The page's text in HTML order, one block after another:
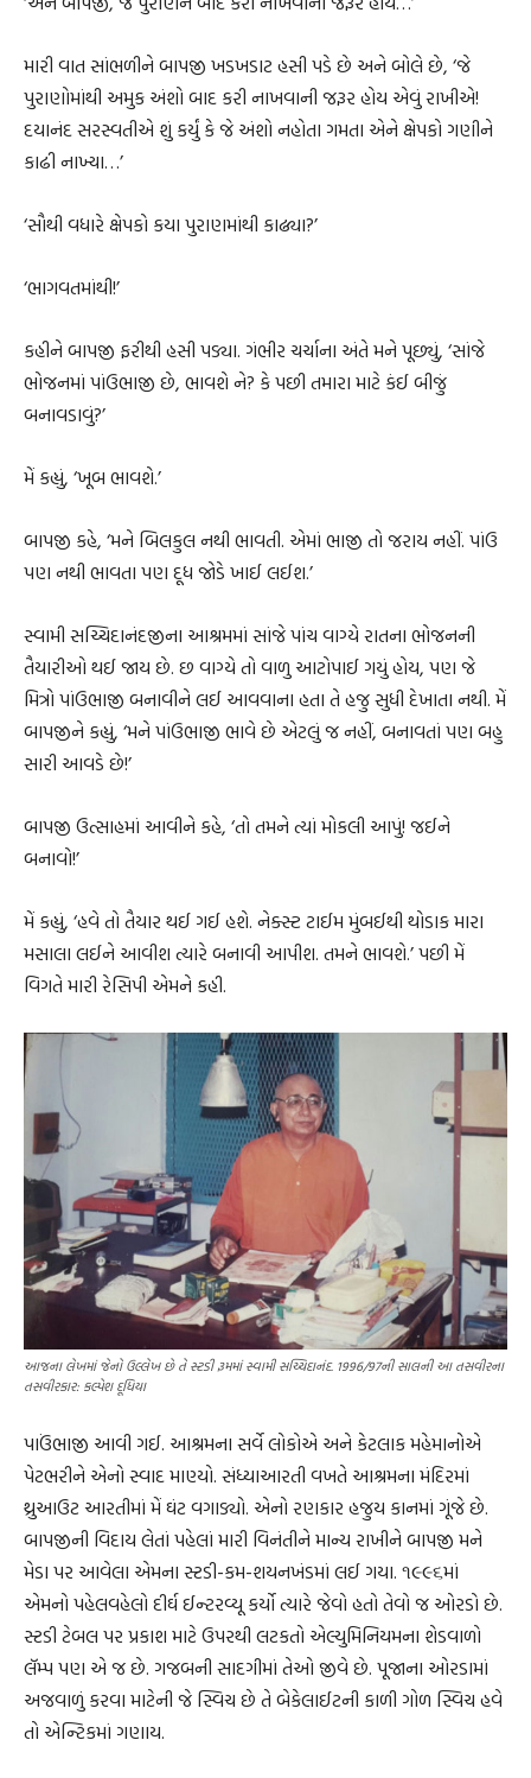
મારી વાત સાંભળીને બાપજી ખડખડાટ હસી પડે છે અને બોલે છે, ‘જે
પુરાણોમાંથી અમુક અંશો બાદ કરી નાખવાની જરૂર હોય એવું રાખીએ!
દયાનંદ સરસ્વતીએ શું કર્યું કે જે અંશો નહોતા ગમતા એને ક્ષેપકો ગણીને
કાઢી નાખ્યા…’
‘સૌથી વધારે ક્ષેપકો કયા પુરાણમાંથી કાઢ્યા?’
‘ભાગવતમાંથી!’
કહીને બાપજી ફરીથી હસી પડ્યા. ગંભીર ચર્ચાના અંતે મને પૂછ્યું, ‘સાંજે
ભોજનમાં પાંઉભાજી છે, ભાવશે ને? કે પછી તમારા માટે કંઈ બીજું
બનાવડાવું?’
મેં કહ્યું, ‘ખૂબ ભાવશે.’
બાપજી કહે, ‘મને બિલકુલ નથી ભાવતી. એમાં ભાજી તો જરાય નહીં. પાંઉ
પણ નથી ભાવતા પણ દૂધ જોડે ખાઈ લઈશ.’
સ્વામી સચ્ચિદાનંદજીના આશ્રમમાં સાંજે પાંચ વાગ્યે રાતના ભોજનની
તૈયારીઓ થઈ જાય છે. છ વાગ્યે તો વાળુ આટોપાઈ ગયું હોય, પણ જે
મિત્રો પાંઉભાજી બનાવીને લઈ આવવાના હતા તે હજુ સુધી દેખાતા નથી. મેં
બાપજીને કહ્યું, ‘મને પાંઉભાજી ભાવે છે એટલું જ નહીં, બનાવતાં પણ બહુ
સારી આવડે છે!’
બાપજી ઉત્સાહમાં આવીને કહે, ‘તો તમને ત્યાં મોકલી આપું! જઈને
બનાવો!’
મેં કહ્યું, ‘હવે તો તૈયાર થઈ ગઈ હશે. નેક્સ્ટ ટાઈમ મુંબઈથી થોડાક મારા
મસાલા લઈને આવીશ ત્યારે બનાવી આપીશ. તમને ભાવશે.’ પછી મેં
વિગતે મારી રેસિપી એમને કહી.
આજના લેખમાં જેનો ઉલ્લેખ છે તે સ્ટડી રૂમમાં સ્વામી સચ્ચિદાનંદ. 1996/97ની સાલની આ તસવીરના
તસવીરકાર: કલ્પેશ દૂધિયા
પાઉંભાજી આવી ગઈ. આશ્રમના સર્વે લોકોએ અને કેટલાક મહેમાનોએ
પેટભરીને એનો સ્વાદ માણ્યો. સંધ્યાઆરતી વખતે આશ્રમના મંદિરમાં
થ્રુઆઉટ આરતીમાં મેં ઘંટ વગાડ્યો. એનો રણકાર હજુય કાનમાં ગૂંજે છે.
બાપજીની વિદાય લેતાં પહેલાં મારી વિનંતીને માન્ય રાખીને બાપજી મને
મેડા પર આવેલા એમના સ્ટડી-કમ-શયનખંડમાં લઈ ગયા. ૧૯૯૬માં
એમનો પહેલવહેલો દીર્ઘ ઈન્ટરવ્યૂ કર્યો ત્યારે જેવો હતો તેવો જ ઓરડો છે.
સ્ટડી ટેબલ પર પ્રકાશ માટે ઉપરથી લટકતો એલ્યુમિનિયમના શેડવાળો
લૅમ્પ પણ એ જ છે. ગજબની સાદગીમાં તેઓ જીવે છે. પૂજાના ઓરડામાં
અજવાળું કરવા માટેની જે સ્વિચ છે તે બેકેલાઈટની કાળી ગોળ સ્વિચ હવે
તો એન્ટિકમાં ગણાય.